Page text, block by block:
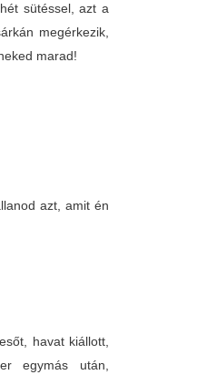
sütéssel, azt a
megérkezik,
marad!
azt, amit én
havat kiállott,
egymás után,